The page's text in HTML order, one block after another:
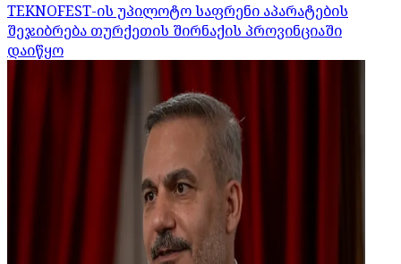
TEKNOFEST-ის უპილოტო საფრენი აპარატების
შეჯიბრება თურქეთის შირნაქის პროვინციაში
დაიწყო